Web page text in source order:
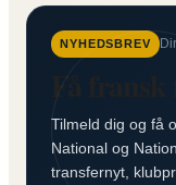
NYHEDSBREV
Få fransk
Tilmeld dig og få
National og
transfernyt,